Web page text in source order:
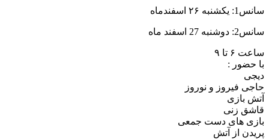
یکشنبه ۲۶ اسفندماه
دوشنبه 27 اسفند ماه
۶ تا ۹
حضور :
فیروز و نوروز
بازی
زنی
های دست جمعی
از آتش